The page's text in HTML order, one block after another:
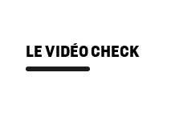
LE VIDÉO CHECK